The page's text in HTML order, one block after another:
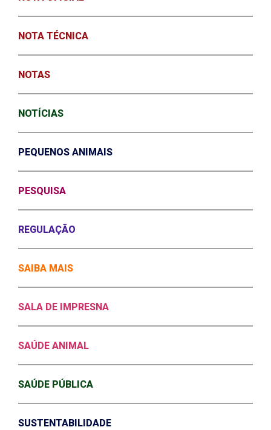
NOTA TÉCNICA
NOTAS
NOTÍCIAS
PEQUENOS ANIMAIS
PESQUISA
REGULAÇÃO
SAIBA MAIS
SALA DE IMPRESNA
SAÚDE ANIMAL
SAÚDE PÚBLICA
SUSTENTABILIDADE